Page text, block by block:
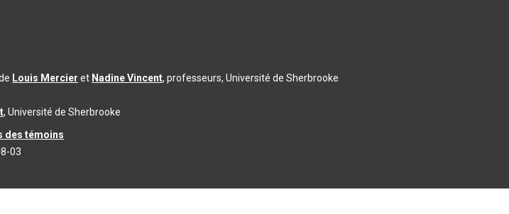
Louis Mercier et Nadine Vincent, professeurs, Université de Sherbrooke
, Université de Sherbrooke
des témoins
03